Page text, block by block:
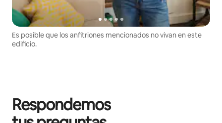
Es posible que los anfitriones mencionados no vivan en este
edificio.
Respondemos